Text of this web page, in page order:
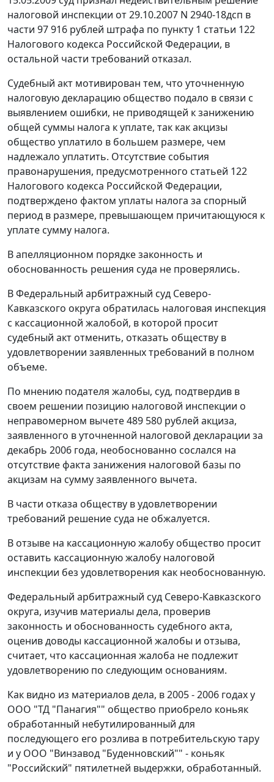
налоговой инспекции от 29.10.2007 N 2940-18дсп в
части 97 916 рублей штрафа по пункту 1 статьи 122
Налогового кодекса Российской Федерации, в
остальной части требований отказал.
Судебный акт мотивирован тем, что уточненную
налоговую декларацию общество подало в связи с
выявлением ошибки, не приводящей к занижению
общей суммы налога к уплате, так как акцизы
общество уплатило в большем размере, чем
надлежало уплатить. Отсутствие события
правонарушения, предусмотренного статьей 122
Налогового кодекса Российской Федерации,
подтверждено фактом уплаты налога за спорный
период в размере, превышающем причитающуюся к
уплате сумму налога.
В апелляционном порядке законность и
обоснованность решения суда не проверялись.
В Федеральный арбитражный суд Северо-
Кавказского округа обратилась налоговая инспекция
с кассационной жалобой, в которой просит
судебный акт отменить, отказать обществу в
удовлетворении заявленных требований в полном
объеме.
По мнению подателя жалобы, суд, подтвердив в
своем решении позицию налоговой инспекции о
неправомерном вычете 489 580 рублей акциза,
заявленного в уточненной налоговой декларации за
декабрь 2006 года, необоснованно сослался на
отсутствие факта занижения налоговой базы по
акцизам на сумму заявленного вычета.
В части отказа обществу в удовлетворении
требований решение суда не обжалуется.
В отзыве на кассационную жалобу общество просит
оставить кассационную жалобу налоговой
инспекции без удовлетворения как необоснованную.
Федеральный арбитражный суд Северо-Кавказского
округа, изучив материалы дела, проверив
законность и обоснованность судебного акта,
оценив доводы кассационной жалобы и отзыва,
считает, что кассационная жалоба не подлежит
удовлетворению по следующим основаниям.
Как видно из материалов дела, в 2005 - 2006 годах у
ООО "ТД "Панагия"" общество приобрело коньяк
обработанный небутилированный для
последующего его розлива в потребительскую тару
и у ООО "Винзавод "Буденновский"" - коньяк
"Российский" пятилетней выдержки, обработанный.